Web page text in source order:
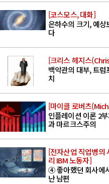
[코스모스, 대화]
은하수의 크기, 예
다
[크리스 헤지스
백악관의 대부, 트럼
치
[마이클 로버츠
인플레이션 이론 2
과 마르크스주의
[전자산업 직업병의
리 IBM 노동자]
④ 좋아했던 회사에
난 남편